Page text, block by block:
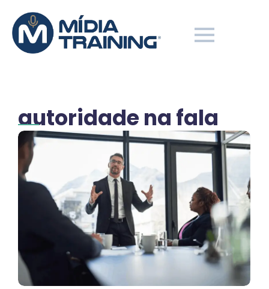
autoridade na fala